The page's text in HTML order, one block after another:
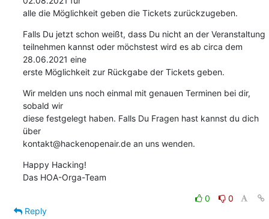
alle die Möglichkeit geben die Tickets zurückzugeben.
Falls Du jetzt schon weißt, dass Du nicht an der Veranstaltung
teilnehmen kannst oder möchstest wird es ab circa dem
28.06.2021 eine
erste Möglichkeit zur Rückgabe der Tickets geben.
Wir melden uns noch einmal mit genauen Terminen bei dir,
sobald wir
diese festgelegt haben. Falls Du Fragen hast kannst du dich
über
kontakt@hackenopenair.de an uns wenden.
Happy Hacking!
Das HOA-Orga-Team
0
0
Reply